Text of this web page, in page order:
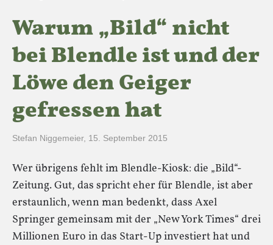
Warum „Bild“ nicht
bei Blendle ist und der
Löwe den Geiger
gefressen hat
Stefan Niggemeier, 15. September 2015
Wer übrigens fehlt im Blendle-Kiosk: die „Bild“-
Zeitung. Gut, das spricht eher für Blendle, ist aber
erstaunlich, wenn man bedenkt, dass Axel
Springer gemeinsam mit der „New York Times“ drei
Millionen Euro in das Start-Up investiert hat und